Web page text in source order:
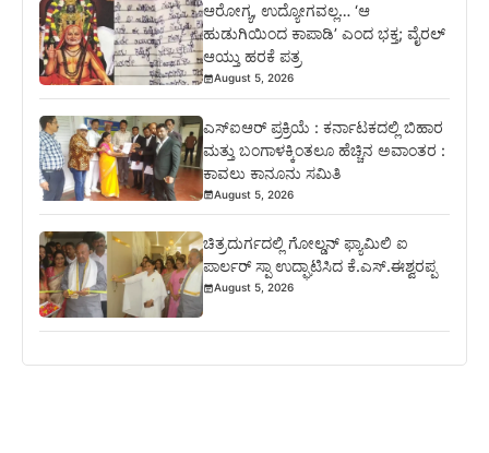
ಆರೋಗ್ಯ, ಉದ್ಯೋಗವಲ್ಲ… ‘ಆ
ಹುಡುಗಿಯಿಂದ ಕಾಪಾಡಿ’ ಎಂದ ಭಕ್ತ; ವೈರಲ್
ಆಯ್ತು ಹರಕೆ ಪತ್ರ
August 5, 2026
ಎಸ್‍ಐಆರ್ ಪ್ರಕ್ರಿಯೆ : ಕರ್ನಾಟಕದಲ್ಲಿ ಬಿಹಾರ
ಮತ್ತು ಬಂಗಾಳಕ್ಕಿಂತಲೂ ಹೆಚ್ಚಿನ ಅವಾಂತರ :
ಕಾವಲು ಕಾನೂನು ಸಮಿತಿ
August 5, 2026
ಚಿತ್ರದುರ್ಗದಲ್ಲಿ ಗೋಲ್ಡನ್ ಫ್ಯಾಮಿಲಿ ಐ
ಪಾರ್ಲರ್ ಸ್ಪಾ ಉದ್ಘಾಟಿಸಿದ ಕೆ.ಎಸ್.ಈಶ್ವರಪ್ಪ
August 5, 2026